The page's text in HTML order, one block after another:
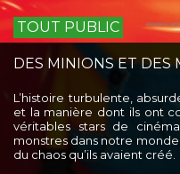
TOUT PUBLIC
DES MINIONS ET DES
L’histoire turbulente,
et la manière dont ils ont
véritables stars de
monstres dans notre
du chaos qu’ils avaient créé.